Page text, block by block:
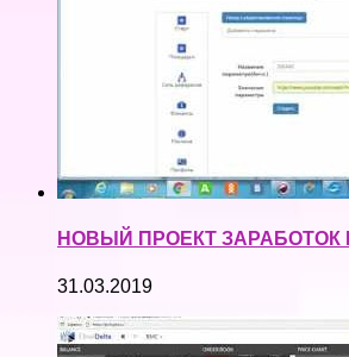
НОВЫЙ ПРОЕКТ
31.03.2019